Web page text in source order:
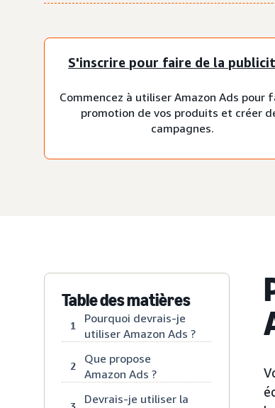
S'inscrire pour faire de la
Commencez à utiliser Amazon Ads pour
promotion de vos produits et créer
campagnes.
Table des matières
1
Pourquoi devrais-je
utiliser Amazon Ads ?
2
Que propose
Amazon Ads ?
Devrais-je utiliser la